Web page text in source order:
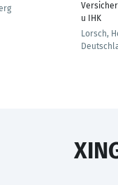
u IHK
Lorsch,